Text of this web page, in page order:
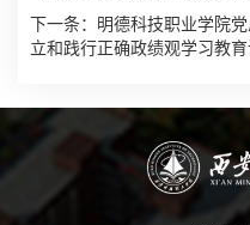
下一条： 明德科技职业学院
立和践行正确政绩观学习教